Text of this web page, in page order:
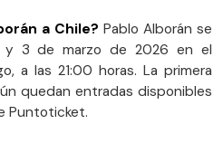
a Chile? Pablo Alborán se
y 3 de marzo de 2026 en el
a las 21:00 horas. La primera
quedan entradas disponibles
Puntoticket.